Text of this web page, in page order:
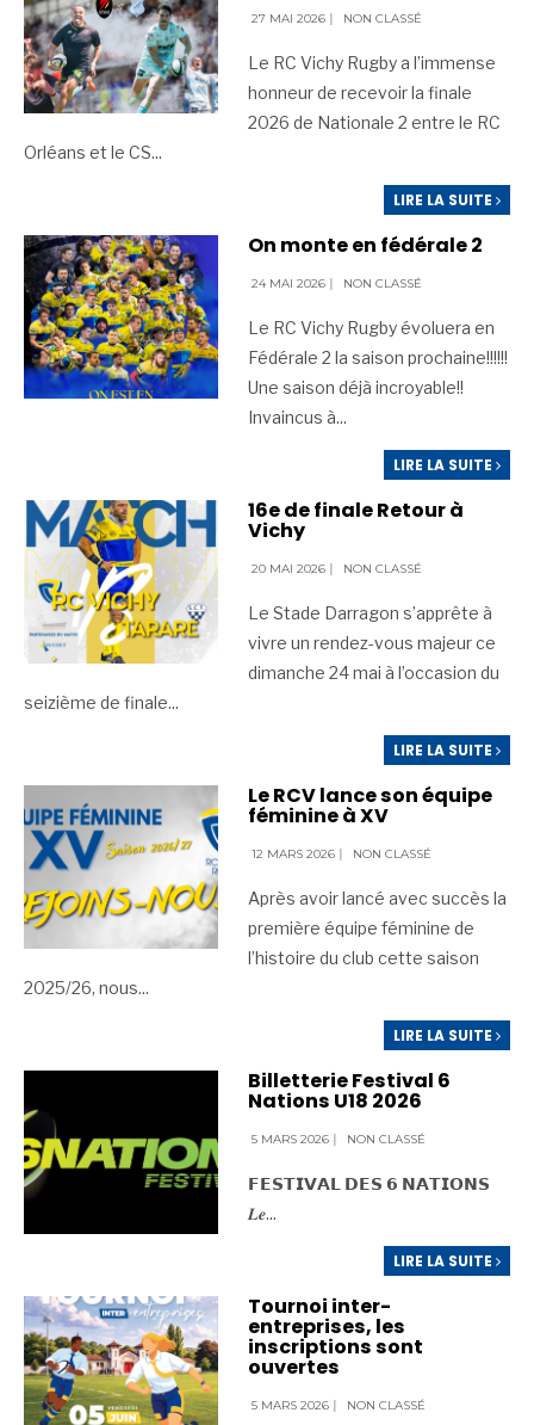
27 MAI 2026 NON CLASSÉ
Le RC Vichy Rugby a l’immense
honneur de recevoir la finale
2026 de Nationale 2 entre le RC
Orléans et le CS...
LIRE LA SUITE
On monte en fédérale 2
24 MAI 2026 NON CLASSÉ
Le RC Vichy Rugby évoluera en
Fédérale 2 la saison prochaine!!!!!!
Une saison déjà incroyable!!
Invaincus à...
LIRE LA SUITE
16e de finale Retour à
Vichy
20 MAI 2026 NON CLASSÉ
Le Stade Darragon s’apprête à
vivre un rendez-vous majeur ce
dimanche 24 mai à l’occasion du
seizième de finale...
LIRE LA SUITE
Le RCV lance son équipe
féminine à XV
12 MARS 2026 NON CLASSÉ
Après avoir lancé avec succès la
première équipe féminine de
l’histoire du club cette saison
2025/26, nous...
LIRE LA SUITE
Billetterie Festival 6
Nations U18 2026
5 MARS 2026 NON CLASSÉ
𝗙𝗘𝗦𝗧𝗜𝗩𝗔𝗟 𝗗𝗘𝗦 𝟲 𝗡𝗔𝗧𝗜𝗢𝗡𝗦
𝑳𝒆...
LIRE LA SUITE
Tournoi inter-
entreprises, les
inscriptions sont
ouvertes
5 MARS 2026 NON CLASSÉ